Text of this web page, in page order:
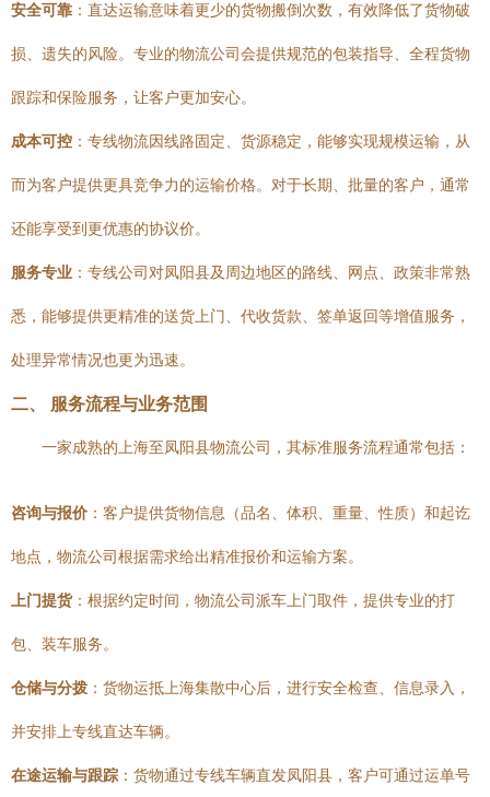
安全可靠 ：直达运输意味着更少的货物搬倒次数，有效降低了货物破
损、遗失的风险。专业的物流公司会提供规范的包装指导、全程货物
跟踪和保险服务，让客户更加安心。
成本可控 ：专线物流因线路固定、货源稳定，能够实现规模运输，从
而为客户提供更具竞争力的运输价格。对于长期、批量的客户，通常
还能享受到更优惠的协议价。
服务专业 ：专线公司对凤阳县及周边地区的路线、网点、政策非常熟
悉，能够提供更精准的送货上门、代收货款、签单返回等增值服务，
处理异常情况也更为迅速。
二、 服务流程与业务范围
一家成熟的上海至凤阳县物流公司，其标准服务流程通常包括：
咨询与报价 ：客户提供货物信息（品名、体积、重量、性质）和起讫
地点，物流公司根据需求给出精准报价和运输方案。
上门提货：根据约定时间，物流公司派车上门取件，提供专业的打
包、装车服务。
仓储与分拨 ：货物运抵上海集散中心后，进行安全检查、信息录入，
并安排上专线直达车辆。
在途运输与跟踪 ：货物通过专线车辆直发凤阳县，客户可通过运单号